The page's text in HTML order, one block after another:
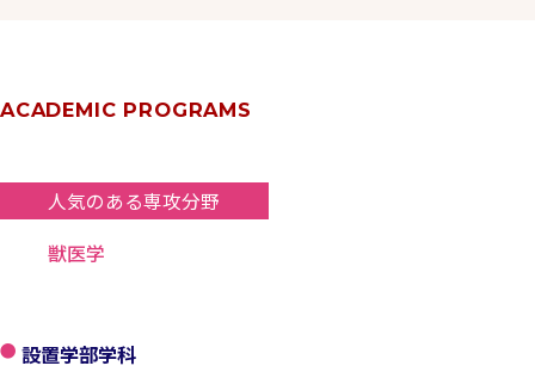
ACADEMIC PROGRAMS
人気のある専攻分野
獣医学
設置学部学科